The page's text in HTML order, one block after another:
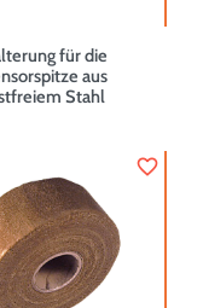
für die
aus
Stahl
favorite_border